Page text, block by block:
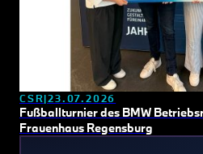
CSR 23.07.2026
Fußballturnier des BMW
Frauenhaus Regensburg